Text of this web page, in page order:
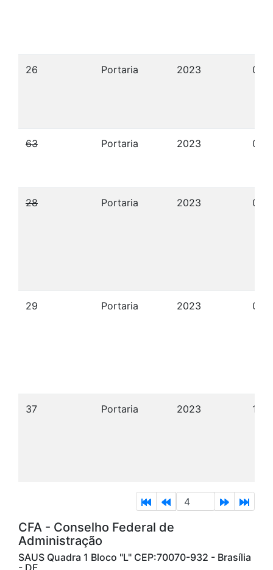
26 Portaria 2023 01/
63 Portaria 2023 09/
28 Portaria 2023 01/
29 Portaria 2023 02/
37 Portaria 2023 10/
CFA - Conselho Federal de
Administração
SAUS Quadra 1 Bloco "L" CEP:70070-932 - Brasília
- DF